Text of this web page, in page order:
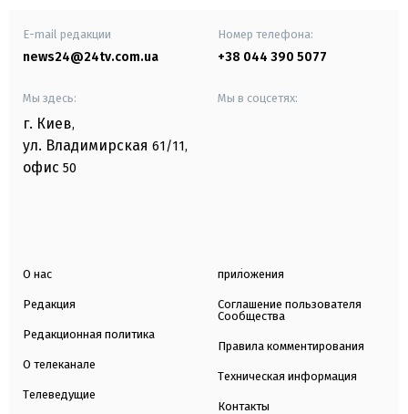
E-mail редакции
news24@24tv.com.ua
Номер телефона:
+38 044 390 5077
Мы здесь:
г. Киев,
ул. Владимирская 61/11,
офис 50
Мы в соцсетях:
О нас
Редакция
Редакционная политика
О телеканале
Телеведущие
приложения
Соглашение пользователя
Сообщества
Правила комментирования
Техническая информация
Контакты